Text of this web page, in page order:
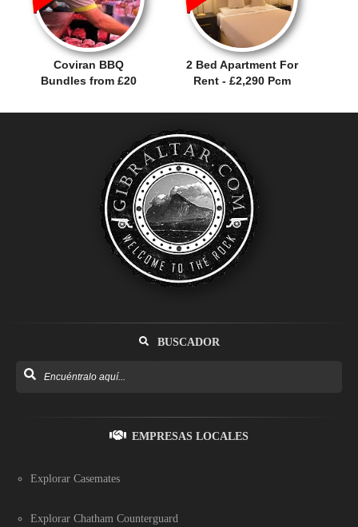
Coviran BBQ
Bundles from £20
2 Bed Apartment For
Rent - £2,290 Pcm
BUSCADOR
EMPRESAS LOCALES
Explorar Casemates
Explorar Chatham Counterguard